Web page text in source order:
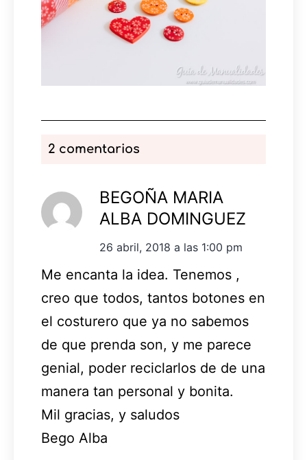
2 comentarios
BEGOÑA MARIA
ALBA DOMINGUEZ
26 abril, 2018 a las 1:00 pm
Me encanta la idea. Tenemos ,
creo que todos, tantos botones en
el costurero que ya no sabemos
de que prenda son, y me parece
genial, poder reciclarlos de de una
manera tan personal y bonita.
Mil gracias, y saludos
Bego Alba